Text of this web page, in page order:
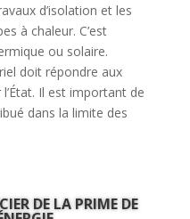
d’isolation et les
à chaleur. C’est
ou solaire.
doit répondre aux
Il est important de
dans la limite des
DE LA PRIME DE